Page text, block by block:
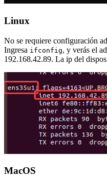
Linux
No se requiere configuración
Ingresa ifconfig, y verás el
192.168.42.89. La ip del
MacOS